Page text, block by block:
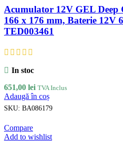
Acumulator 12V GEL Deep
166 x 176 mm, Baterie 12V
TED003461
In stoc
651,00 lei TVA Inclus
Adaugă în coș
SKU: BA086179
Compare
Add to wishlist